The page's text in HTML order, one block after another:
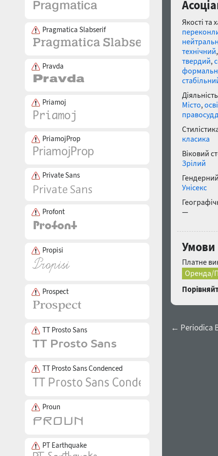
Pragmatica Slabserif
Pravda
Priamoj
PriamojProp
Private Sans
Profont
Propisi
Prospect
TT Prosto Sans
TT Prosto Sans Condenced
Proun
PT Earthquake
Якості та
технічний
твердий,
Місто,
класика
Віковий
Зрілий
Унісекс
—
Умови
Платне
Оренда/
← Periodica